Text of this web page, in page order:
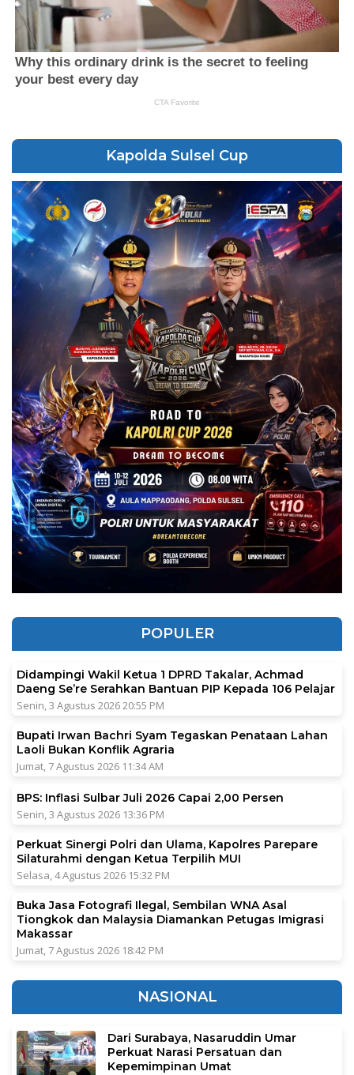
Kapolda Sulsel Cup
POPULER
Didampingi Wakil Ketua 1 DPRD Takalar, Achmad
Daeng Se’re Serahkan Bantuan PIP Kepada 106 Pelajar
Senin, 3 Agustus 2026 20:55 PM
Bupati Irwan Bachri Syam Tegaskan Penataan Lahan
Laoli Bukan Konflik Agraria
Jumat, 7 Agustus 2026 11:34 AM
BPS: Inflasi Sulbar Juli 2026 Capai 2,00 Persen
Senin, 3 Agustus 2026 13:36 PM
Perkuat Sinergi Polri dan Ulama, Kapolres Parepare
Silaturahmi dengan Ketua Terpilih MUI
Selasa, 4 Agustus 2026 15:32 PM
Buka Jasa Fotografi Ilegal, Sembilan WNA Asal
Tiongkok dan Malaysia Diamankan Petugas Imigrasi
Makassar
Jumat, 7 Agustus 2026 18:42 PM
NASIONAL
Dari Surabaya, Nasaruddin Umar
Perkuat Narasi Persatuan dan
Kepemimpinan Umat